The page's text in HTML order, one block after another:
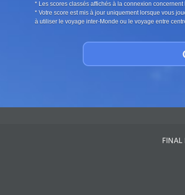
* Les scores classés affichés à la connexion
* Votre score est mis à jour uniquement lorsque vous
à utiliser le voyage inter-Monde ou le voyage entre